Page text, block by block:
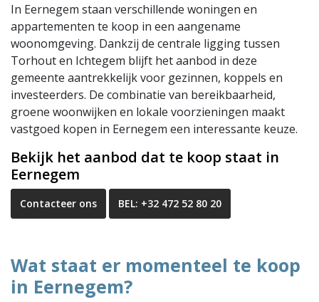
In Eernegem staan verschillende woningen en
appartementen te koop in een aangename
woonomgeving. Dankzij de centrale ligging tussen
Torhout en Ichtegem blijft het aanbod in deze
gemeente aantrekkelijk voor gezinnen, koppels en
investeerders. De combinatie van bereikbaarheid,
groene woonwijken en lokale voorzieningen maakt
vastgoed kopen in Eernegem een interessante keuze.
Bekijk het aanbod dat te koop staat in
Eernegem
Contacteer ons BEL: +32 472 52 80 20
Wat staat er momenteel te koop
in Eernegem?